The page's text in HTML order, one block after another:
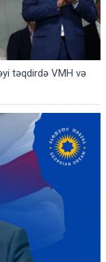
təqdirdə VMH və